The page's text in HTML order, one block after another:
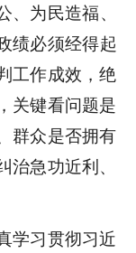
、为民造福、
绩必须经得起
工作成效，绝
关键看问题是
群众是否拥有
急功近利、
学习贯彻习近